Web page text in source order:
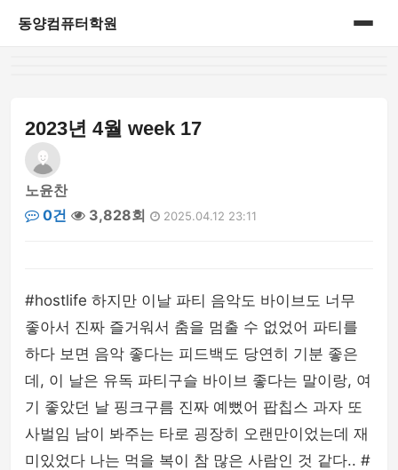
동양컴퓨터학원
2023년 4월 week 17
노윤찬
0건
3,828회 2025.04.12 23:11
#hostlife 하지만 이날 파티 음악도 바이브도 너무
좋아서 진짜 즐거워서 춤을 멈출 수 없었어 파티를
하다 보면 음악 좋다는 피드백도 당연히 기분 좋은
데, 이 날은 유독 파티구슬 바이브 좋다는 말이랑, 여
기 좋았던 날 핑크구름 진짜 예뻤어 팝칩스 과자 또
사벌임 남이 봐주는 타로 굉장히 오랜만이었는데 재
미있었다 나는 먹을 복이 참 많은 사람인 것 같다.. #